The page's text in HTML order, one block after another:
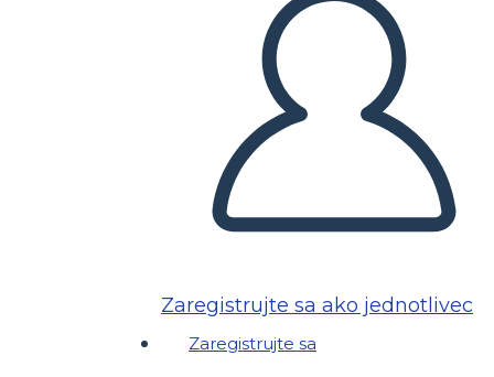
Zaregistrujte sa ako jednotlivec
Zaregistrujte sa